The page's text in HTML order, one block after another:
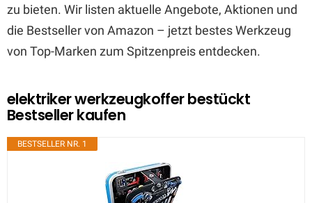
zu bieten. Wir listen aktuelle Angebote, Aktionen und
die Bestseller von Amazon – jetzt bestes Werkzeug
von Top-Marken zum Spitzenpreis entdecken.
elektriker werkzeugkoffer bestückt
Bestseller kaufen
BESTSELLER NR. 1